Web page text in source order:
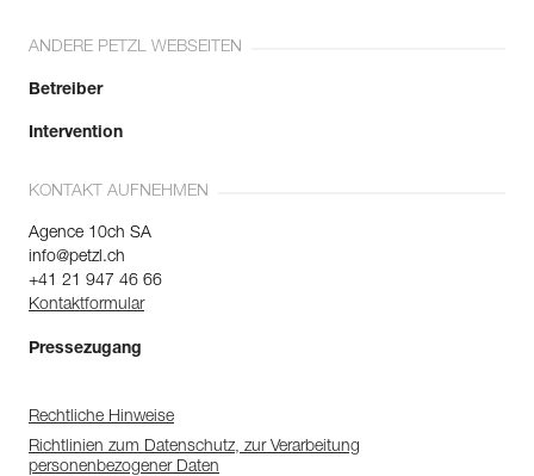
ANDERE PETZL WEBSEITEN
Betreiber
Intervention
KONTAKT AUFNEHMEN
Agence 10ch SA
info@petzl.ch
+41 21 947 46 66
Kontaktformular
Pressezugang
Rechtliche Hinweise
Richtlinien zum Datenschutz, zur Verarbeitung
personenbezogener Daten